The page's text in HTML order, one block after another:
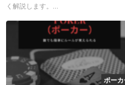
く解説します。...
ポーカ